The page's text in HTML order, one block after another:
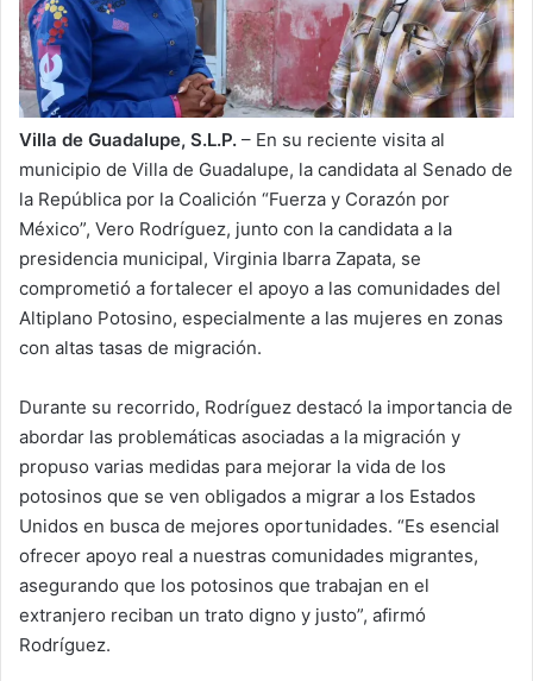
Villa de Guadalupe, S.L.P. – En su reciente visita al
municipio de Villa de Guadalupe, la candidata al Senado de
la República por la Coalición “Fuerza y Corazón por
México”, Vero Rodríguez, junto con la candidata a la
presidencia municipal, Virginia Ibarra Zapata, se
comprometió a fortalecer el apoyo a las comunidades del
Altiplano Potosino, especialmente a las mujeres en zonas
con altas tasas de migración.
Durante su recorrido, Rodríguez destacó la importancia de
abordar las problemáticas asociadas a la migración y
propuso varias medidas para mejorar la vida de los
potosinos que se ven obligados a migrar a los Estados
Unidos en busca de mejores oportunidades. “Es esencial
ofrecer apoyo real a nuestras comunidades migrantes,
asegurando que los potosinos que trabajan en el
extranjero reciban un trato digno y justo”, afirmó
Rodríguez.